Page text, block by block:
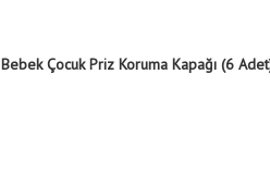
Bebek Çocuk Priz Koruma Kapağı (6